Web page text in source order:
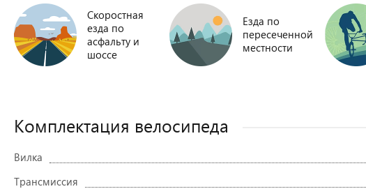
Скоростная
езда по
асфальту и
шоссе
Езда по
пересеченной
местности
Комплектация велосипеда
Вилка
Трансмиссия